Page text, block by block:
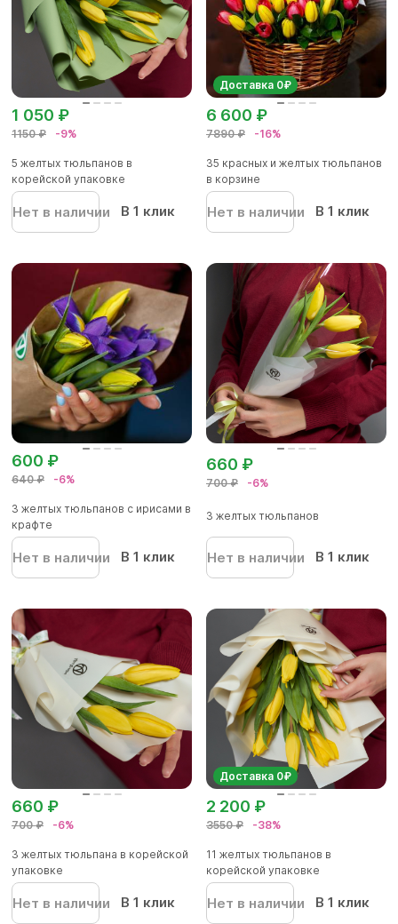
1150 ₽ -9%
1 050 ₽
5 желтых тюльпанов в
корейской упаковке
Нет в наличии В 1 клик
Доставка 0₽
7890 ₽ -16%
6 600 ₽
35 красных и желтых тюльпанов
в корзине
Нет в наличии В 1 клик
640 ₽ -6%
600 ₽
3 желтых тюльпанов с ирисами в
крафте
Нет в наличии В 1 клик
700 ₽ -6%
660 ₽
3 желтых тюльпанов
Нет в наличии В 1 клик
700 ₽ -6%
660 ₽
3 желтых тюльпана в корейской
упаковке
Нет в наличии В 1 клик
Доставка 0₽
3550 ₽ -38%
2 200 ₽
11 желтых тюльпанов в
корейской упаковке
Нет в наличии В 1 клик